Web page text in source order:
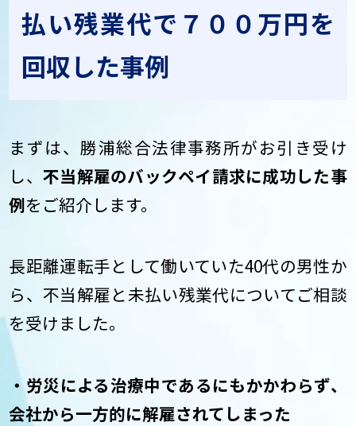
払い残業代で７００万円を
回収した事例
まずは、勝浦総合法律事務所がお引き受け
し、不当解雇のバックペイ請求に成功した事
例をご紹介します。
長距離運転手として働いていた40代の男性か
ら、不当解雇と未払い残業代についてご相談
を受けました。
・労災による治療中であるにもかかわらず、
会社から一方的に解雇されてしまった